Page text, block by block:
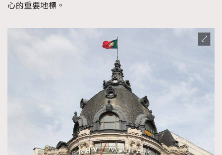
心的重要地標。